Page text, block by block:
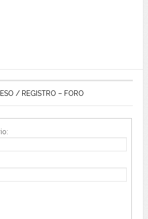
/ REGISTRO – FORO